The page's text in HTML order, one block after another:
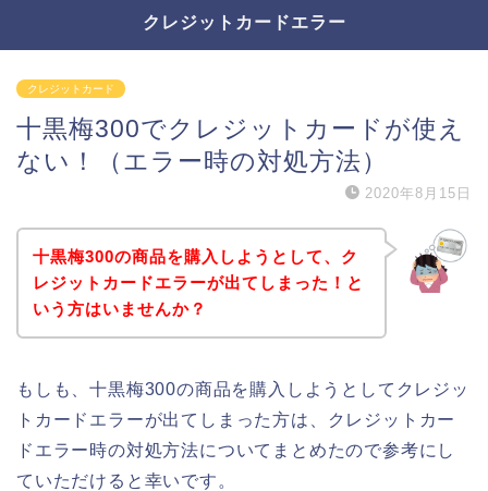
クレジットカードエラー
クレジットカード
十黒梅300でクレジットカードが使え
ない！（エラー時の対処方法）
2020年8月15日
十黒梅300の商品を購入しようとして、ク
レジットカードエラーが出てしまった！と
いう方はいませんか？
もしも、十黒梅300の商品を購入しようとしてクレジッ
トカードエラーが出てしまった方は、クレジットカー
ドエラー時の対処方法についてまとめたので参考にし
ていただけると幸いです。